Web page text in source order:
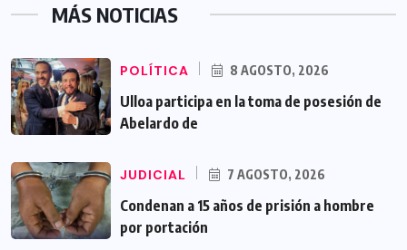
MÁS NOTICIAS
POLÍTICA 8 AGOSTO, 2026
Ulloa participa en la toma de posesión de
Abelardo de
JUDICIAL 7 AGOSTO, 2026
Condenan a 15 años de prisión a hombre
por portación